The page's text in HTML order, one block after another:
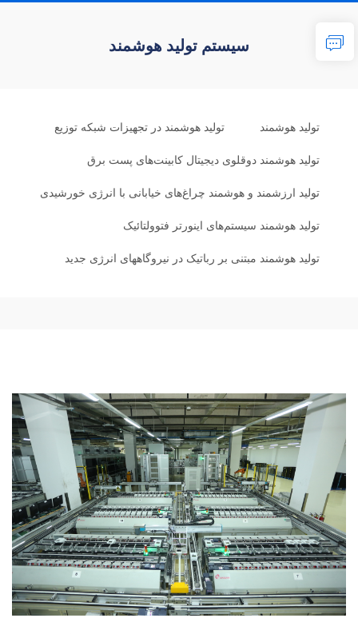
سیستم تولید هوشمند
تولید هوشمند تولید هوشمند در تجهیزات شبکه توزیع
تولید هوشمند دوقلوی دیجیتال کابینت‌های پست برق
تولید ارزشمند و هوشمند چراغ‌های خیابانی با انرژی خورشیدی
تولید هوشمند سیستم‌های اینورتر فتوولتائیک
تولید هوشمند مبتنی بر رباتیک در نیروگاههای انرژی جدید